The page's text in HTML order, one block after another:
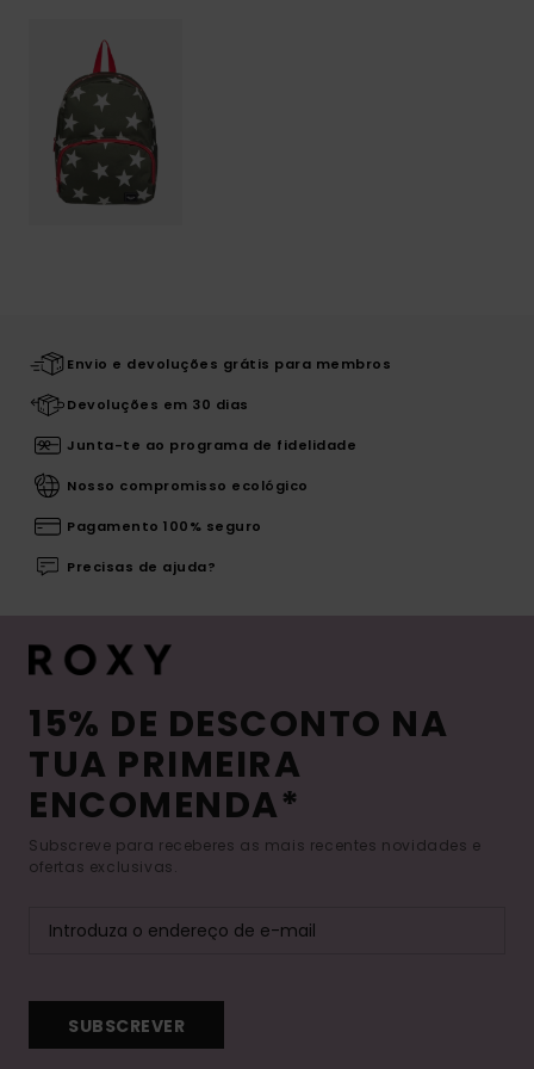
Envio e devoluções grátis para membros
Devoluções em 30 dias
Junta-te ao programa de fidelidade
Nosso compromisso ecológico
Pagamento 100% seguro
Precisas de ajuda?
15% DE DESCONTO NA
TUA PRIMEIRA
ENCOMENDA*
Subscreve para receberes as mais recentes novidades e
ofertas exclusivas.
SUBSCREVER